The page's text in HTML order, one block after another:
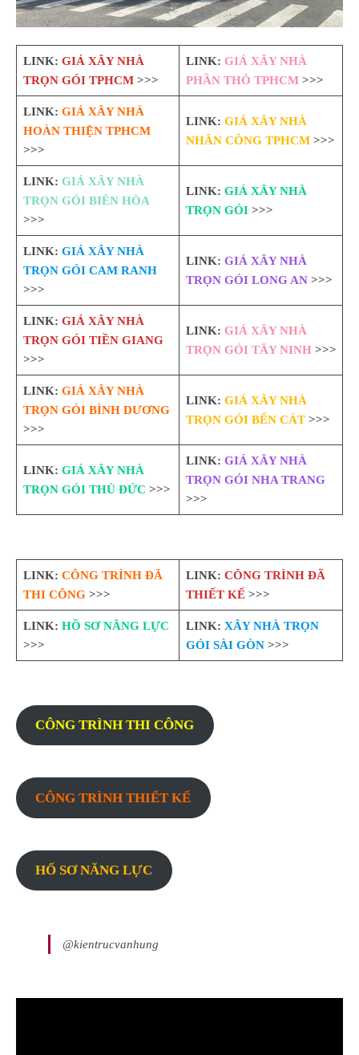
LINK: GIÁ XÂY NHÀ
TRỌN GÓI TPHCM>>>
LINK: GIÁ XÂY NHÀ
PHẦN THÔ TPHCM>>>
LINK: GIÁ XÂY NHÀ
HOÀN THIỆN TPHCM
>>>
LINK: GIÁ XÂY NHÀ
NHÂN CÔNG TPHCM>>>
LINK: GIÁ XÂY NHÀ
TRỌN GÓI BIÊN HÒA
>>>
LINK: GIÁ XÂY NHÀ
TRỌN GÓI>>>
LINK: GIÁ XÂY NHÀ
TRỌN GÓI CAM RANH
>>>
LINK: GIÁ XÂY NHÀ
TRỌN GÓI LONG AN>>>
LINK: GIÁ XÂY NHÀ
TRỌN GÓI TIỀN GIANG
>>>
LINK: GIÁ XÂY NHÀ
TRỌN GÓI TÂY NINH>>>
LINK: GIÁ XÂY NHÀ
TRỌN GÓI BÌNH DƯƠNG
>>>
LINK: GIÁ XÂY NHÀ
TRỌN GÓI BẾN CÁT>>>
LINK: GIÁ XÂY NHÀ
TRỌN GÓI THỦ ĐỨC >>>
LINK: GIÁ XÂY NHÀ
TRỌN GÓI NHA TRANG
>>>
LINK: CÔNG TRÌNH ĐÃ
THI CÔNG>>>
LINK: CÔNG TRÌNH ĐÃ
THIẾT KẾ>>>
LINK: HỒ SƠ NĂNG LỰC
>>>
LINK: XÂY NHÀ TRỌN
GÓI SÀI GÒN>>>
CÔNG TRÌNH THI CÔNG
CÔNG TRÌNH THIẾT KẾ
HỐ SƠ NĂNG LỰC
@kientrucvanhung